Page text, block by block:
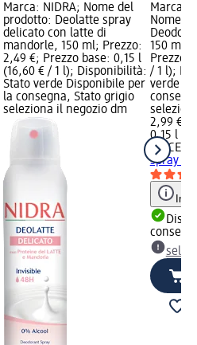
Marca: NIDRA; Nome del
prodotto: Deolatte spray
delicato con latte di
mandorle, 150 ml; Prezzo:
2,49 €; Prezzo base: 0,15 l
(16,60 € / 1 l); Disponibilità:
Stato verde Disponibile per
la consegna, Stato grigio
seleziona il negozio dm
Marca:
Nome
150 ml;
Prezzo
/ 1 l);
verde
2,99 €
0,15 l
FELCE
spray